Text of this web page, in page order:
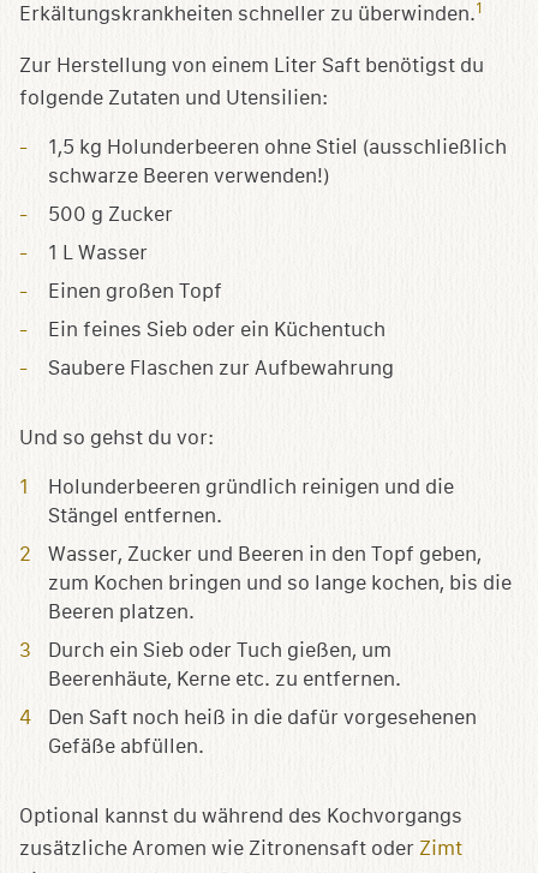
Erkältungskrankheiten schneller zu überwinden.1
Zur Herstellung von einem Liter Saft benötigst du
folgende Zutaten und Utensilien:
1,5 kg Holunderbeeren ohne Stiel (ausschließlich
schwarze Beeren verwenden!)
500 g Zucker
1 L Wasser
Einen großen Topf
Ein feines Sieb oder ein Küchentuch
Saubere Flaschen zur Aufbewahrung
Und so gehst du vor:
Holunderbeeren gründlich reinigen und die
Stängel entfernen.
Wasser, Zucker und Beeren in den Topf geben,
zum Kochen bringen und so lange kochen, bis die
Beeren platzen.
Durch ein Sieb oder Tuch gießen, um
Beerenhäute, Kerne etc. zu entfernen.
Den Saft noch heiß in die dafür vorgesehenen
Gefäße abfüllen.
Optional kannst du während des Kochvorgangs
zusätzliche Aromen wie Zitronensaft oder Zimt